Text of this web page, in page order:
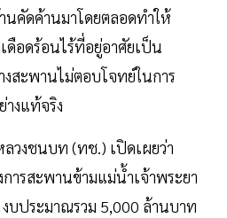
คัดค้านมาโดยตลอดทำให้
อดร้อนไร้ที่อยู่อาศัยเป็น
งสะพานไม่ตอบโจทย์ในการ
งแท้จริง
ลวงชนบท (ทช.) เปิดเผยว่า
ารสะพานข้ามแม่น้ำเจ้าพระยา
ประมาณรวม 5,000 ล้านบาท